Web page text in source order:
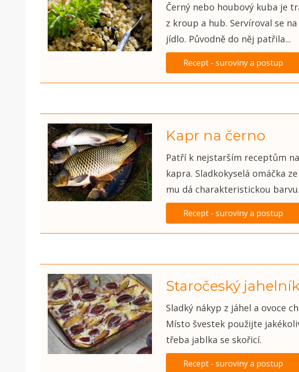
Černý nebo houbový kuba je
z kroup a hub. Servíroval se
jídlo. Původně do něj patřila...
Recept - suroviny a postup
Kapr na černo
Patří k nejstarším receptům
kapra. Sladkokyselá omáčka
mu dá charakteristickou
Recept - suroviny a postup
Staročeský
Sladký nákyp z jáhel a ovoce
Místo švestek použijte
třeba jablka se skořicí.
Recept - suroviny a postup